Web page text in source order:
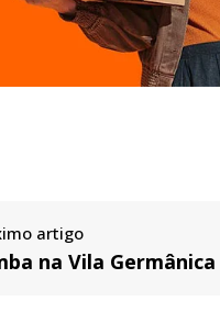
artigo
na Vila Germânica